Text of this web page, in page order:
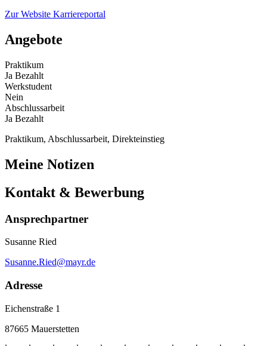
Zur Website Karriereportal
Angebote
Praktikum
Ja Bezahlt
Werkstudent
Nein
Abschlussarbeit
Ja Bezahlt
Praktikum, Abschlussarbeit, Direkteinstieg
Meine Notizen
Kontakt & Bewerbung
Ansprechpartner
Susanne Ried
Susanne.Ried@mayr.de
Adresse
Eichenstraße 1
87665 Mauerstetten